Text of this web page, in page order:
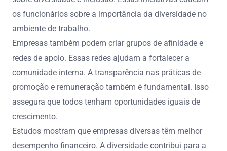
os funcionários sobre a importância da diversidade no
ambiente de trabalho.
Empresas também podem criar grupos de afinidade e
redes de apoio. Essas redes ajudam a fortalecer a
comunidade interna. A transparência nas práticas de
promoção e remuneração também é fundamental. Isso
assegura que todos tenham oportunidades iguais de
crescimento.
Estudos mostram que empresas diversas têm melhor
desempenho financeiro. A diversidade contribui para a